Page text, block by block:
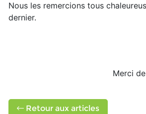
Nous les remercions tous
dernier.
Merci
Retour aux articles